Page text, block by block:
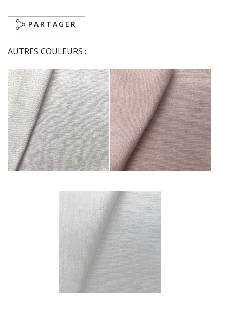
PARTAGER
AUTRES COULEURS :